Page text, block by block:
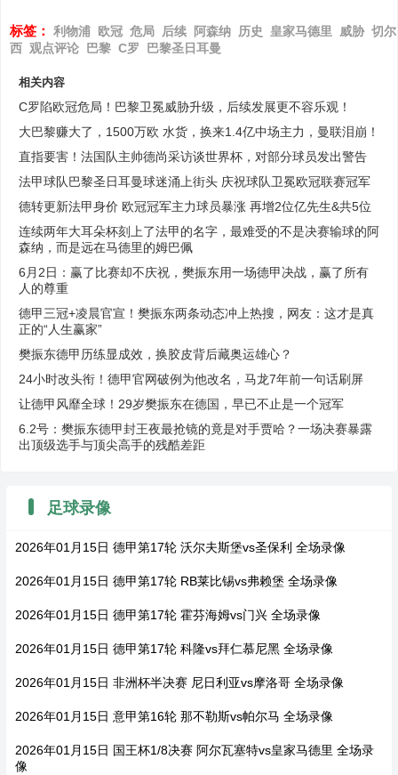
标签： 利物浦 欧冠 危局 后续 阿森纳 历史 皇家马德里 威胁 切尔
西 观点评论 巴黎 C罗 巴黎圣日耳曼
相关内容
C罗陷欧冠危局！巴黎卫冕威胁升级，后续发展更不容乐观！
大巴黎赚大了，1500万欧 水货，换来1.4亿中场主力，曼联泪崩！
直指要害！法国队主帅德尚采访谈世界杯，对部分球员发出警告
法甲球队巴黎圣日耳曼球迷涌上街头 庆祝球队卫冕欧冠联赛冠军
德转更新法甲身价 欧冠冠军主力球员暴涨 再增2位亿先生&共5位
连续两年大耳朵杯刻上了法甲的名字，最难受的不是决赛输球的阿
森纳，而是远在马德里的姆巴佩
6月2日：赢了比赛却不庆祝，樊振东用一场德甲决战，赢了所有
人的尊重
德甲三冠+凌晨官宣！樊振东两条动态冲上热搜，网友：这才是真
正的“人生赢家”
樊振东德甲历练显成效，换胶皮背后藏奥运雄心？
24小时改头衔！德甲官网破例为他改名，马龙7年前一句话刷屏
让德甲风靡全球！29岁樊振东在德国，早已不止是一个冠军
6.2号：樊振东德甲封王夜最抢镜的竟是对手贾哈？一场决赛暴露
出顶级选手与顶尖高手的残酷差距
足球录像
2026年01月15日 德甲第17轮 沃尔夫斯堡vs圣保利 全场录像
2026年01月15日 德甲第17轮 RB莱比锡vs弗赖堡 全场录像
2026年01月15日 德甲第17轮 霍芬海姆vs门兴 全场录像
2026年01月15日 德甲第17轮 科隆vs拜仁慕尼黑 全场录像
2026年01月15日 非洲杯半决赛 尼日利亚vs摩洛哥 全场录像
2026年01月15日 意甲第16轮 那不勒斯vs帕尔马 全场录像
2026年01月15日 国王杯1/8决赛 阿尔瓦塞特vs皇家马德里 全场录
像